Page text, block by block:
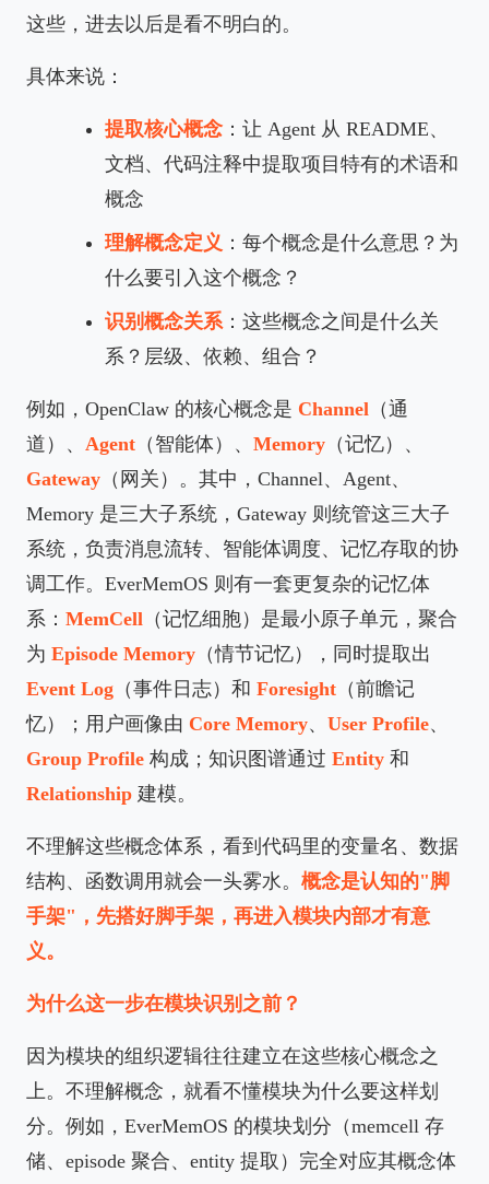
这些，进去以后是看不明白的。
具体来说：
提取核心概念：让 Agent 从 README、
文档、代码注释中提取项目特有的术语和
概念
理解概念定义 ：每个概念是什么意思？为
什么要引入这个概念？
识别概念关系：这些概念之间是什么关
系？层级、依赖、组合？
例如，OpenClaw 的核心概念是 Channel （通
道）、 Agent （智能体）、 Memory （记忆）、
Gateway （网关）。其中，Channel、Agent、
Memory 是三大子系统，Gateway 则统管这三大子
系统，负责消息流转、智能体调度、记忆存取的协
调工作。EverMemOS 则有一套更复杂的记忆体
系： MemCell （记忆细胞）是最小原子单元，聚合
为 Episode Memory （情节记忆），同时提取出
Event Log （事件日志）和 Foresight （前瞻记
忆）；用户画像由 Core Memory、 User Profile、
Group Profile 构成；知识图谱通过 Entity 和
Relationship 建模。
不理解这些概念体系，看到代码里的变量名、数据
结构、函数调用就会一头雾水。 概念是认知的"脚
手架"，先搭好脚手架，再进入模块内部才有意
义。
为什么这一步在模块识别之前？
因为模块的组织逻辑往往建立在这些核心概念之
上。不理解概念，就看不懂模块为什么要这样划
分。例如，EverMemOS 的模块划分（memcell 存
储、episode 聚合、entity 提取）完全对应其概念体